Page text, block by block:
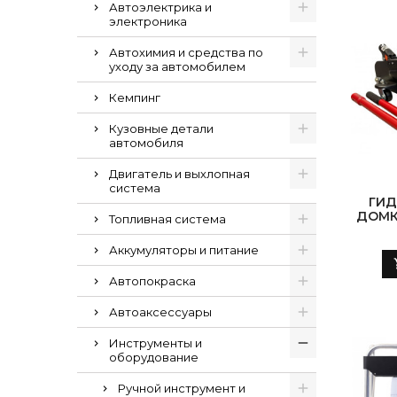
Автоэлектрика и
электроника
Автохимия и средства по
уходу за автомобилем
Кемпинг
Кузовные детали
автомобиля
Двигатель и выхлопная
система
Топливная система
Аккумуляторы и питание
Автопокраска
Автоаксессуары
Инструменты и
оборудование
Ручной инструмент и